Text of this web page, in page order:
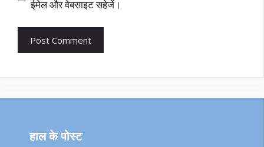
ईमेल और वेबसाइट सहेजें।
हाल के पोस्ट